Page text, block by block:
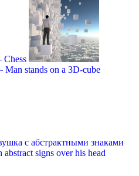
stands on a 3D-cube
с абстрактными знаками
signs over his head